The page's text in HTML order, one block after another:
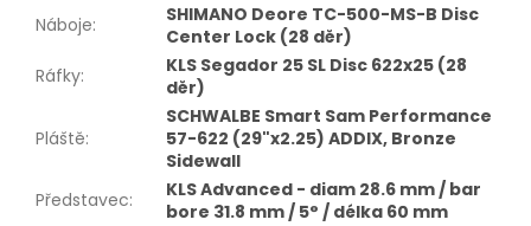
Náboje:
SHIMANO Deore TC-500-MS-B Disc
Center Lock (28 děr)
Ráfky:
KLS Segador 25 SL Disc 622x25 (28
děr)
Pláště:
SCHWALBE Smart Sam Performance
57-622 (29"x2.25) ADDIX, Bronze
Sidewall
Představec:
KLS Advanced - diam 28.6 mm / bar
bore 31.8 mm / 5° / délka 60 mm